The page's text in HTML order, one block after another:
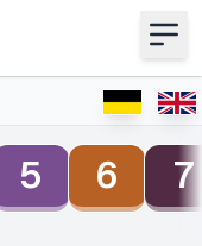
5 6 7